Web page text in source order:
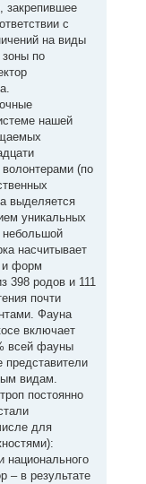
закрепившее
с
на виды
зоны по
нашей
(по
выделяется
уникальных
небольшой
насчитывает
и форм
398 родов и 111
почти
Фауна
включает
всей фауны
представители
видам.
постоянно
для
национального
– в результате